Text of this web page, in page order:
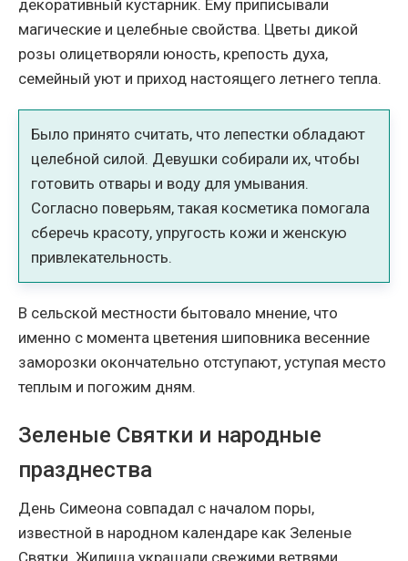
декоративный кустарник. Ему приписывали
магические и целебные свойства. Цветы дикой
розы олицетворяли юность, крепость духа,
семейный уют и приход настоящего летнего тепла.
Было принято считать, что лепестки обладают
целебной силой. Девушки собирали их, чтобы
готовить отвары и воду для умывания.
Согласно поверьям, такая косметика помогала
сберечь красоту, упругость кожи и женскую
привлекательность.
В сельской местности бытовало мнение, что
именно с момента цветения шиповника весенние
заморозки окончательно отступают, уступая место
теплым и погожим дням.
Зеленые Святки и народные
празднества
День Симеона совпадал с началом поры,
известной в народном календаре как Зеленые